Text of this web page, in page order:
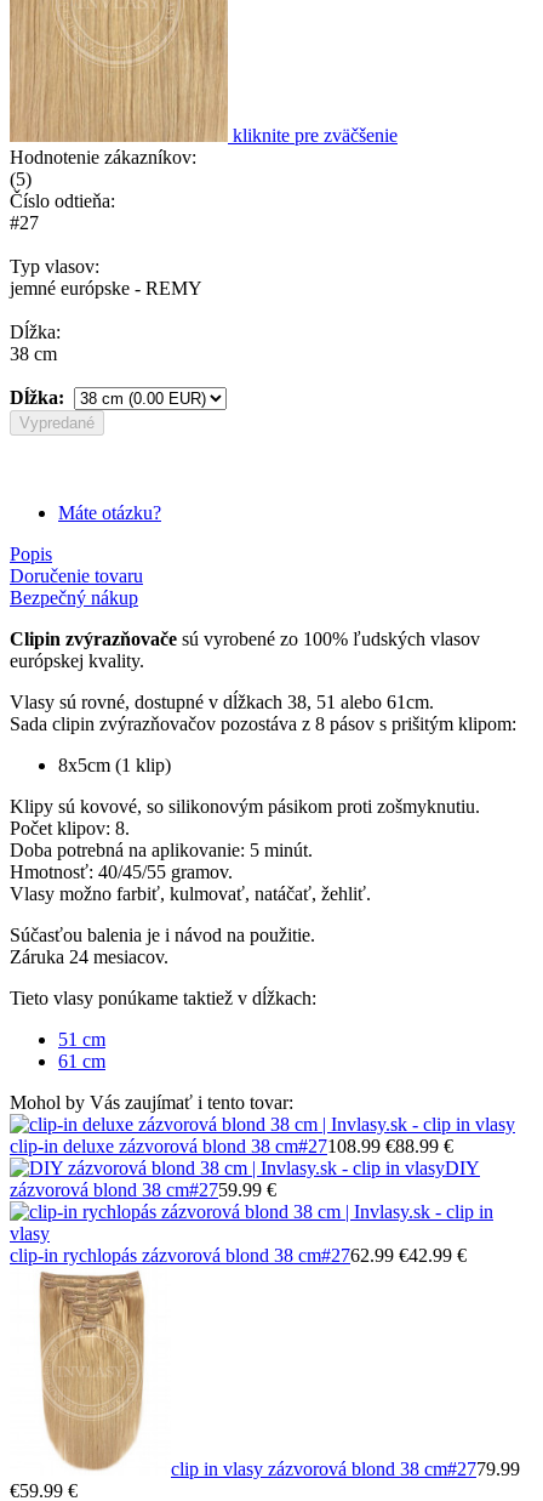
kliknite pre zväčšenie
Hodnotenie zákazníkov:
(5)
Číslo odtieňa:
#27
Typ vlasov:
jemné európske - REMY
Dĺžka:
38 cm
Dĺžka:
Vypredané
Máte otázku?
Popis
Doručenie tovaru
Bezpečný nákup
Clipin zvýrazňovače sú vyrobené zo 100% ľudských vlasov
európskej kvality.
Vlasy sú rovné, dostupné v dĺžkach 38, 51 alebo 61cm.
Sada clipin zvýrazňovačov pozostáva z 8 pásov s prišitým klipom:
8x5cm (1 klip)
Klipy sú kovové, so silikonovým pásikom proti zošmyknutiu.
Počet klipov: 8.
Doba potrebná na aplikovanie: 5 minút.
Hmotnosť: 40/45/55 gramov.
Vlasy možno farbiť, kulmovať, natáčať, žehliť.
Súčasťou balenia je i návod na použitie.
Záruka 24 mesiacov.
Tieto vlasy ponúkame taktiež v dĺžkach:
51 cm
61 cm
Mohol by Vás zaujímať i tento tovar:
clip-in deluxe zázvorová blond 38 cm#27108.99 €88.99 €
DIY
zázvorová blond 38 cm#2759.99 €
clip-in rychlopás zázvorová blond 38 cm#2762.99 €42.99 €
clip in vlasy zázvorová blond 38 cm#2779.99
€59.99 €